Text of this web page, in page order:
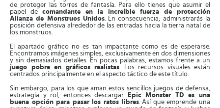
de proteger las torres de fantasía. Para ello tienes que asumir el
papel de comandante en la increíble fuerza de protección
Alianza de Monstruos Unidos. En consecuencia, administrarás la
posición defensiva alrededor de las entradas hacia la tierra natal de
los monstruos.
El apartado gráfico no es tan impactante como es de esperarse.
Encontramos imágenes simples, exclusivamente en dos dimensiones
y sin demasiados detalles. En pocas palabras, estamos frente a un
juego pobre en gráficos realistas. Los recursos visuales están
centrados principalmente en el aspecto táctico de este título.
Sin embargo, para los que aman estos sencillos juegos de defensa,
estrategia y rol, entonces descargar
Epic Monster TD es una
buena opción para pasar los ratos libres. Así que emprende una